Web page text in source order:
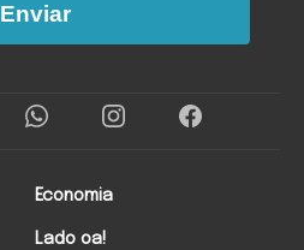
Economia
Lado oa!
Enviar